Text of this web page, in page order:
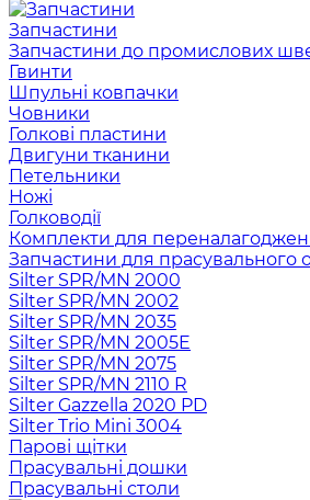
Запчастини
Запчастини до промислових
Гвинти
Шпульні ковпачки
Човники
Голкові пластини
Двигуни тканини
Петельники
Ножі
Голководії
Комплекти для
Запчастини для прасувального
Silter SPR/MN 2000
Silter SPR/MN 2002
Silter SPR/MN 2035
Silter SPR/MN 2005E
Silter SPR/MN 2075
Silter SPR/MN 2110 R
Silter Gazzella 2020 PD
Silter Trio Mini 3004
Парові щітки
Прасувальні дошки
Прасувальні столи